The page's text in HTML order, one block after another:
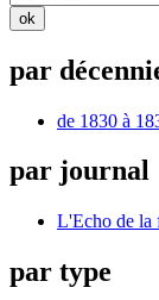
par
de 1830 à
par journal
L'Echo de la
par type